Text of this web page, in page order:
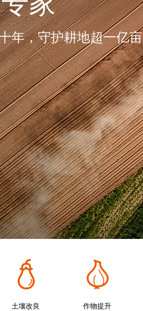
年，守护耕地超一亿亩
土壤改良 作物提升
作物提升 植物营养